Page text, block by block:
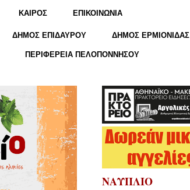
KΑΙΡΟΣ ΕΠΙΚΟΙΝΩΝΙΑ
ΔΗΜΟΣ ΕΠΙΔΑΥΡΟΥ ΔΗΜΟΣ ΕΡΜΙΟΝΙΔΑΣ
ΠΕΡΙΦΕΡΕΙΑ ΠΕΛΟΠΟΝΝΗΣΟΥ
ΝΑΥΠΛΙΟ